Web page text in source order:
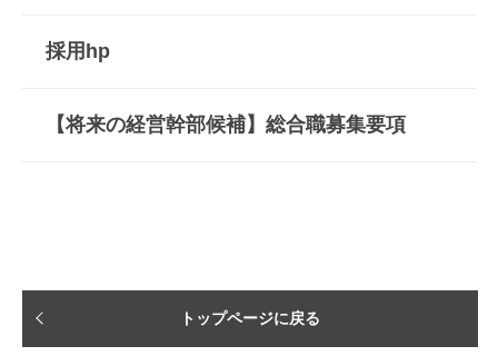
■健康教育事業
採用hp
【将来の経営幹部候補】総合職募集要項
トップページに戻る